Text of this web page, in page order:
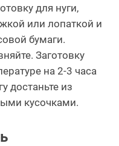
для нуги,
или лопаткой и
бумаги.
Заготовку
на 2-3 часа
достаньте из
кусочками.